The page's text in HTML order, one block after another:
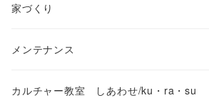
家づくり
メンテナンス
カルチャー教室 しあわせ/ku・ra・su